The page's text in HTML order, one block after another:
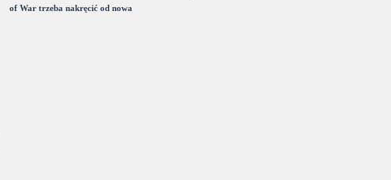
of War trzeba nakręcić od nowa